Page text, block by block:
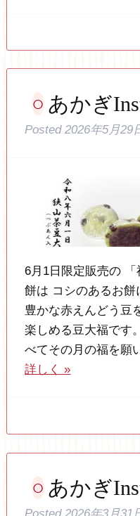
あかぎ
Posted2026年5月29
6月1日限定販売の
餅は コシのあるお
豊かな赤えんどう豆
楽しめる豆大福です
べてその月の福を願
詳しく »
あかぎ